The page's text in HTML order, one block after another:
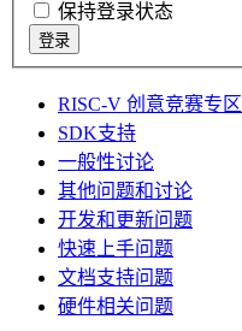
保持登录状态
登录
RISC-V 创意竞赛专区
SDK支持
一般性讨论
其他问题和讨论
开发和更新问题
快速上手问题
文档支持问题
硬件相关问题